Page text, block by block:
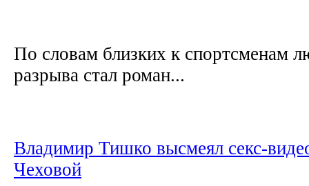
По словам близких к спортсменам
разрыва стал роман...
Владимир Тишко высмеял секс-
Чеховой